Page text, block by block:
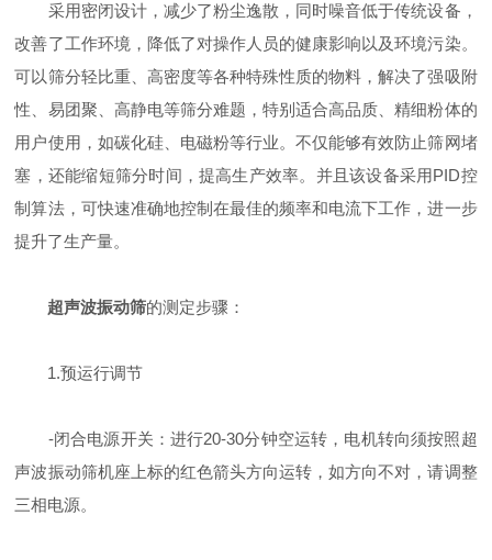
采用密闭设计，减少了粉尘逸散，同时噪音低于传统设备，
改善了工作环境，降低了对操作人员的健康影响以及环境污染。
可以筛分轻比重、高密度等各种特殊性质的物料，解决了强吸附
性、易团聚、高静电等筛分难题，特别适合高品质、精细粉体的
用户使用，如碳化硅、电磁粉等行业。不仅能够有效防止筛网堵
塞，还能缩短筛分时间，提高生产效率。并且该设备采用PID控
制算法，可快速准确地控制在最佳的频率和电流下工作，进一步
提升了生产量。
超声波振动筛的测定步骤：
1.预运行调节
-闭合电源开关：进行20-30分钟空运转，电机转向须按照超
声波振动筛机座上标的红色箭头方向运转，如方向不对，请调整
三相电源。